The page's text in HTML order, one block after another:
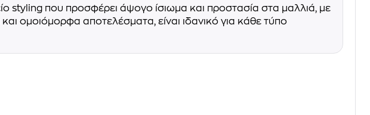
styling που προσφέρει άψογο ίσιωμα και προστασία στα μαλλιά, με
ομοιόμορφα αποτελέσματα, είναι ιδανικό για κάθε τύπο